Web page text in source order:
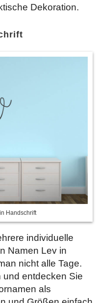
Dekoration.
Handschrift
individuelle
Namen Lev in
nicht alle Tage.
und entdecken Sie
als